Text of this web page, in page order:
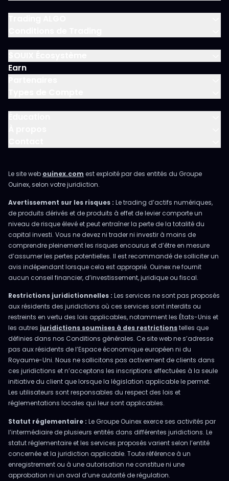
Earn
Le site web ouinex.com est exploité par des entités du Groupe
Ouinex, selon votre juridiction.
Avertissement sur les risques : Le trading d’actifs numériques,
de produits dérivés et de produits à effet de levier comporte un
niveau de risque élevé et peut entraîner la perte de la totalité du
capital investi. Vous ne devez ni trader ni investir à moins de
comprendre pleinement les risques encourus et d’être en mesure
d’assumer les pertes potentielles. Il est recommandé de solliciter un
avis indépendant lorsque cela est approprié. Ouinex ne fournit
aucun conseil financier, d’investissement, juridique ou fiscal.
Restrictions juridictionnelles : Les services ne sont pas proposés
aux résidents des juridictions où ces services sont interdits ou
restreints en vertu des lois applicables, notamment les États-Unis et
les autres juridictions soumises à des restrictionstelles que
définies dans nos Conditions générales. Ce site web ne s’adresse
pas aux résidents de l’Espace économique européen ni du
Royaume-Uni. Nous ne sollicitons pas activement de clients dans
ces juridictions et n’acceptons les inscriptions effectuées à la seule
initiative du client que lorsque la législation applicable le permet.
Les utilisateurs sont responsables du respect des lois et
réglementations locales qui leur sont applicables.
Statut réglementaire : Le Groupe Ouinex exerce ses activités par
l’intermédiaire de plusieurs entités dans différentes juridictions. Le
statut réglementaire et les services proposés varient selon l’entité
concernée et la juridiction applicable. Toute référence à un
enregistrement ou à une autorisation ne constitue ni une
approbation ni un aval d’une autorité de régulation.